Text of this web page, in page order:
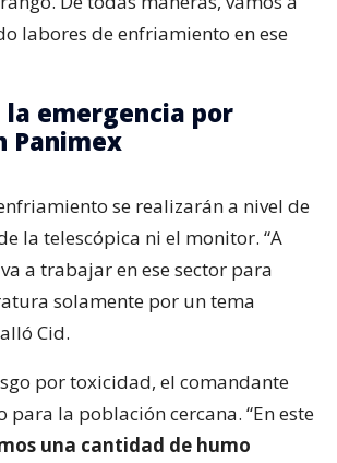
labores de enfriamiento en ese
la emergencia por
Panimex
se realizarán a nivel de
la telescópica ni el monitor. “A
a trabajar en ese sector para
solamente por un tema
Cid.
por toxicidad, el comandante
para la población cercana. “En este
una cantidad de humo